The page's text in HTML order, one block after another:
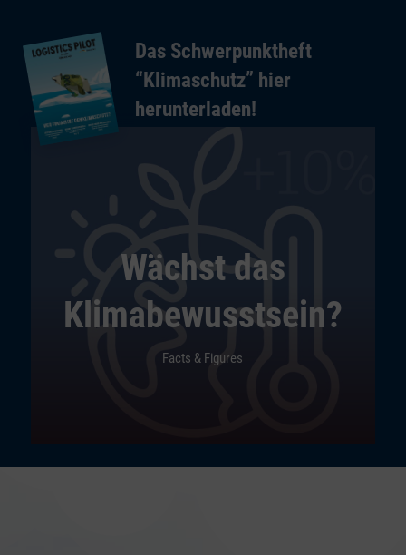
Das Schwerpunktheft
“Klimaschutz” hier
herunterladen!
Wächst das
Klimabewusstsein?
Facts & Figures